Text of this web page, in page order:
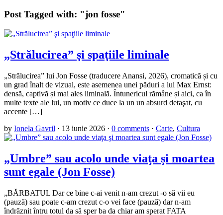
Post Tagged with: "jon fosse"
„Strălucirea” şi spaţiile liminale
„Strălucirea” lui Jon Fosse (traducere Anansi, 2026), cromatică și cu
un grad înalt de vizual, este asemenea unei păduri a lui Max Ernst:
densă, captivă și mai ales liminală. Întunericul rămâne și aici, ca în
multe texte ale lui, un motiv ce duce la un un absurd detaşat, cu
accente […]
by Ionela Gavril · 13 iunie 2026 · 0 comments · Carte, Cultura
„Umbre” sau acolo unde viaţa şi moartea
sunt egale (Jon Fosse)
„BĂRBATUL Dar ce bine c-ai venit n-am crezut -o să vii eu
(pauză) sau poate c-am crezut c-o vei face (pauză) dar n-am
îndrăznit întru totul da să sper ba da chiar am sperat FATA